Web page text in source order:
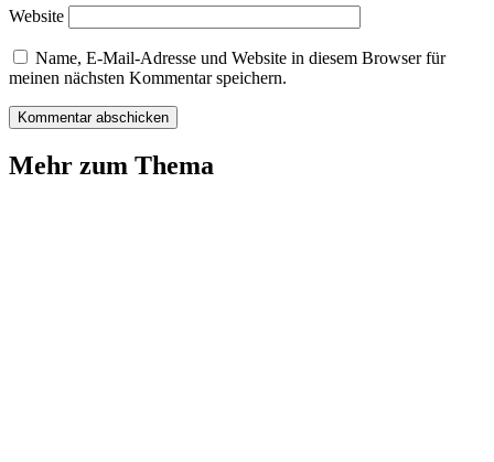
Website
Name, E-Mail-Adresse und Website in diesem Browser für
meinen nächsten Kommentar speichern.
Mehr zum Thema